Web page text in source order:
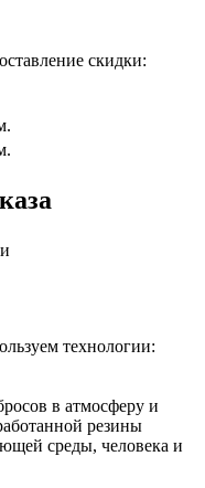
скидки:
технологии:
в атмосферу и
резины
среды, человека и